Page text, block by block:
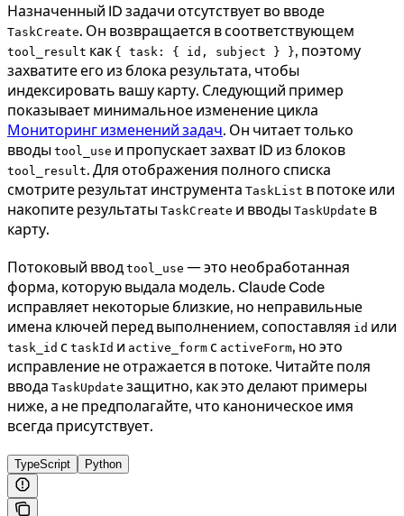
Назначенный ID задачи отсутствует во вводе
TaskCreate. Он возвращается в соответствующем
tool_result как { task: { id, subject } }, поэтому
захватите его из блока результата, чтобы
индексировать вашу карту. Следующий пример
показывает минимальное изменение цикла
Мониторинг изменений задач. Он читает только
вводы tool_use и пропускает захват ID из блоков
tool_result. Для отображения полного списка
смотрите результат инструмента TaskList в потоке или
накопите результаты TaskCreate и вводы TaskUpdate в
карту.
Потоковый ввод tool_use — это необработанная
форма, которую выдала модель. Claude Code
исправляет некоторые близкие, но неправильные
имена ключей перед выполнением, сопоставляя id или
task_id с taskId и active_form с activeForm, но это
исправление не отражается в потоке. Читайте поля
ввода TaskUpdate защитно, как это делают примеры
ниже, а не предполагайте, что каноническое имя
всегда присутствует.
TypeScript Python